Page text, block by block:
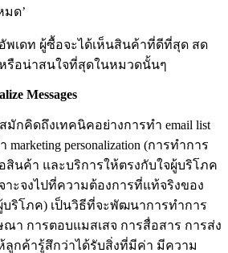
มด’
เดท ผู้ซื้อจะได้เห็นสินค้าที่ดีที่สุด สด
รือน่าสนใจที่สุดในหมวดนั้นๆ
Messages
กคิดถึงเทคนิคอย่างการทำ email list
marketing personalization (การทำการ
สินค้า และบริการให้ตรงกับใจผู้บริโภค
าะจงไปที่ความต้องการที่แท้จริงของ
ริโภค) เป็นวิธีที่จะพัฒนาการทำการ
า การตอบแมสเสจ การสื่อสาร การส่ง
ห้ลูกค้ารู้สึกว่าได้รับสิ่งที่มีค่า มีความ